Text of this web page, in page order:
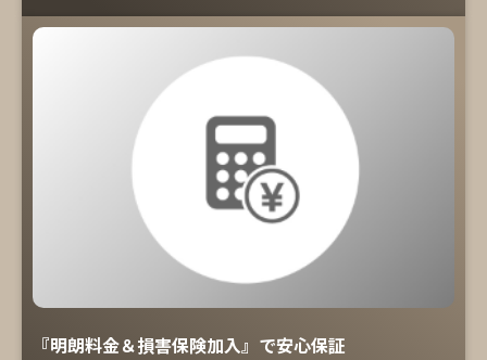
『明朗料金＆損害保険加入』で安心保証